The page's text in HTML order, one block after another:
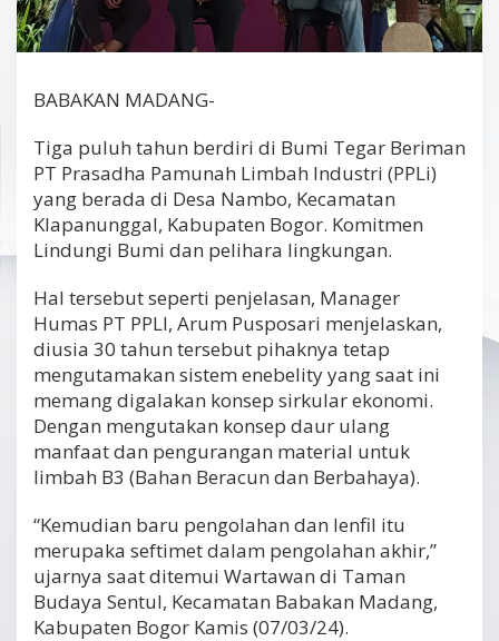
BABAKAN MADANG-
Tiga puluh tahun berdiri di Bumi Tegar Beriman
PT Prasadha Pamunah Limbah Industri (PPLi)
yang berada di Desa Nambo, Kecamatan
Klapanunggal, Kabupaten Bogor. Komitmen
Lindungi Bumi dan pelihara lingkungan.
Hal tersebut seperti penjelasan, Manager
Humas PT PPLI, Arum Pusposari menjelaskan,
diusia 30 tahun tersebut pihaknya tetap
mengutamakan sistem enebelity yang saat ini
memang digalakan konsep sirkular ekonomi.
Dengan mengutakan konsep daur ulang
manfaat dan pengurangan material untuk
limbah B3 (Bahan Beracun dan Berbahaya).
“Kemudian baru pengolahan dan lenfil itu
merupaka seftimet dalam pengolahan akhir,”
ujarnya saat ditemui Wartawan di Taman
Budaya Sentul, Kecamatan Babakan Madang,
Kabupaten Bogor Kamis (07/03/24).